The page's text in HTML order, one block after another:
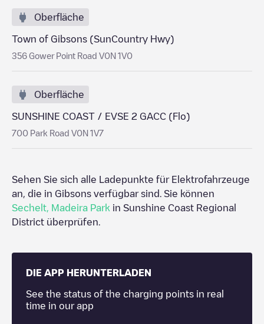
Oberfläche
Town of Gibsons (SunCountry Hwy)
356 Gower Point Road V0N 1V0
Oberfläche
SUNSHINE COAST / EVSE 2 GACC (Flo)
700 Park Road V0N 1V7
Sehen Sie sich alle Ladepunkte für Elektrofahrzeuge
an, die in Gibsons verfügbar sind. Sie können
Sechelt
Madeira Park in Sunshine Coast Regional
District überprüfen.
DIE APP HERUNTERLADEN
See the status of the charging points in real
time in our app